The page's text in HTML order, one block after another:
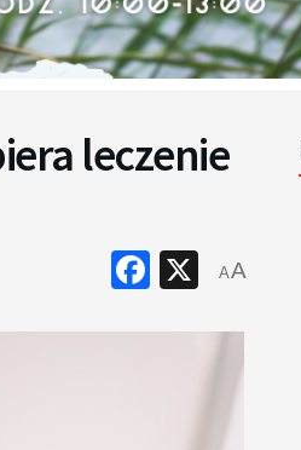
leczenie
Facebook
X
AA